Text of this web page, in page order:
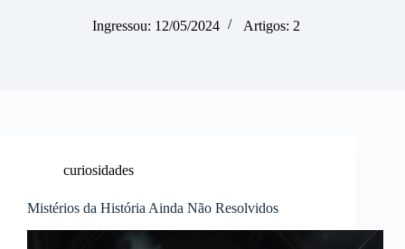
Ingressou: 12/05/2024 Artigos: 2
curiosidades
Mistérios da História Ainda Não Resolvidos